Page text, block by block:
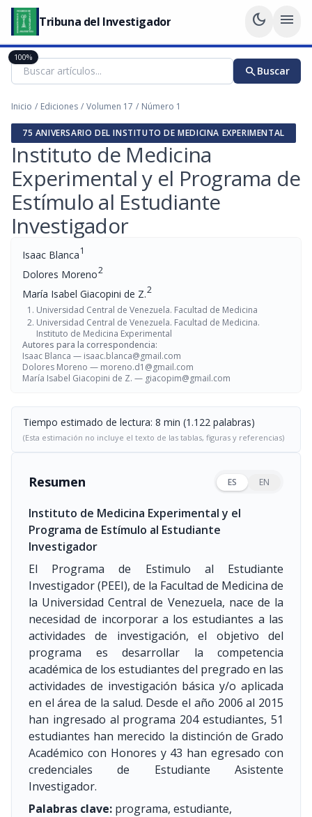
Tribuna del Investigador dark_mode menu
searchBuscar
Inicio / Ediciones / Volumen 17 / Número 1
75 ANIVERSARIO DEL INSTITUTO DE MEDICINA EXPERIMENTAL
Instituto de Medicina
Experimental y el Programa de
Estímulo al Estudiante
Investigador
Isaac Blanca1
Dolores Moreno2
María Isabel Giacopini de Z.2
Universidad Central de Venezuela. Facultad de Medicina
Universidad Central de Venezuela. Facultad de Medicina.
Instituto de Medicina Experimental
Autores para la correspondencia:
Isaac Blanca — isaac.blanca@gmail.com
Dolores Moreno — moreno.d1@gmail.com
María Isabel Giacopini de Z. — giacopim@gmail.com
Tiempo estimado de lectura: 8 min (1.122 palabras)
(Esta estimación no incluye el texto de las tablas, figuras y referencias)
Resumen ES EN
Instituto de Medicina Experimental y el
Programa de Estímulo al Estudiante
Investigador
El Programa de Estimulo al Estudiante
Investigador (PEEI), de la Facultad de Medicina de
la Universidad Central de Venezuela, nace de la
necesidad de incorporar a los estudiantes a las
actividades de investigación, el objetivo del
programa es desarrollar la competencia
académica de los estudiantes del pregrado en las
actividades de investigación básica y/o aplicada
en el área de la salud. Desde el año 2006 al 2015
han ingresado al programa 204 estudiantes, 51
estudiantes han merecido la distinción de Grado
Académico con Honores y 43 han egresado con
credenciales de Estudiante Asistente
Investigador.
Palabras clave: programa, estudiante,
100%